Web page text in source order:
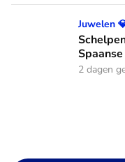
Schelpen, parels en
Juwelen
2 dagen